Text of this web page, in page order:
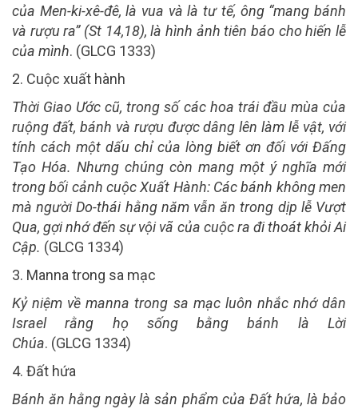
của Men-ki-xê-đê, là vua và là tư tế, ông “mang bánh
và rượu ra” (St 14,18), là hình ảnh tiên báo cho hiến lễ
của mình. (GLCG 1333)
2. Cuộc xuất hành
Thời Giao Ước cũ, trong số các hoa trái đầu mùa của
ruộng đất, bánh và rượu được dâng lên làm lễ vật, với
tính cách một dấu chỉ của lòng biết ơn đối với Đấng
Tạo Hóa. Nhưng chúng còn mang một ý nghĩa mới
trong bối cảnh cuộc Xuất Hành: Các bánh không men
mà người Do-thái hằng năm vẫn ăn trong dịp lễ Vượt
Qua, gợi nhớ đến sự vội vã của cuộc ra đi thoát khỏi Ai
Cập. (GLCG 1334)
3. Manna trong sa mạc
Kỷ niệm về manna trong sa mạc luôn nhắc nhớ dân
Israel
rằng họ sống bằng bánh là Lời
Chúa. (GLCG 1334)
4. Đất hứa
Bánh ăn hằng ngày là sản phẩm của Đất hứa, là bảo